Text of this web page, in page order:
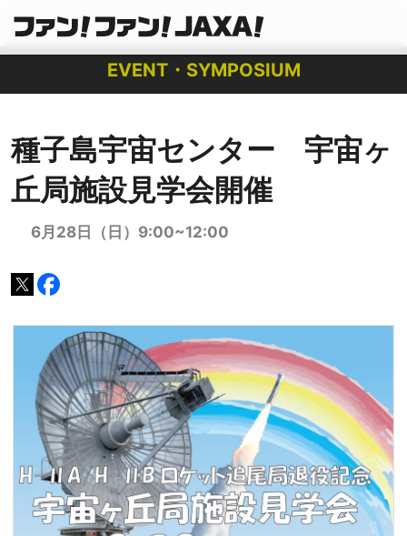
EVENT・SYMPOSIUM
種子島宇宙センター 宇宙ヶ
丘局施設見学会開催
6月28日（日）9:00~12:00